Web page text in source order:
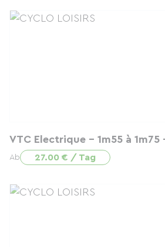
VTC Electrique - 1m55 à
Ab 27.00 € / Tag